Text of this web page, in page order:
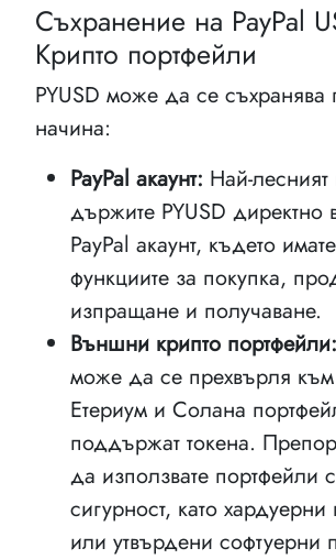
Съхранение на PayPal
Крипто портфейли
PYUSD може да се съхранява
начина:
PayPal акаунт: Най-
държите PYUSD директно
PayPal акаунт, където
функциите за покупка,
изпращане и получаване.
Външни крипто портфейли:
може да се прехвърля
Етериум и Солана
поддържат токена.
да използвате портфейли
сигурност, като
или утвърдени софтуерни